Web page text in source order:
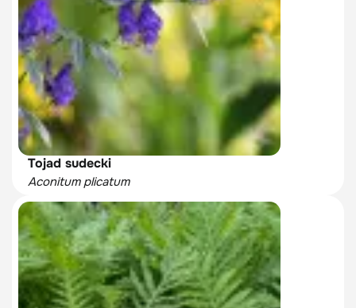
Tojad sudecki
Aconitum plicatum